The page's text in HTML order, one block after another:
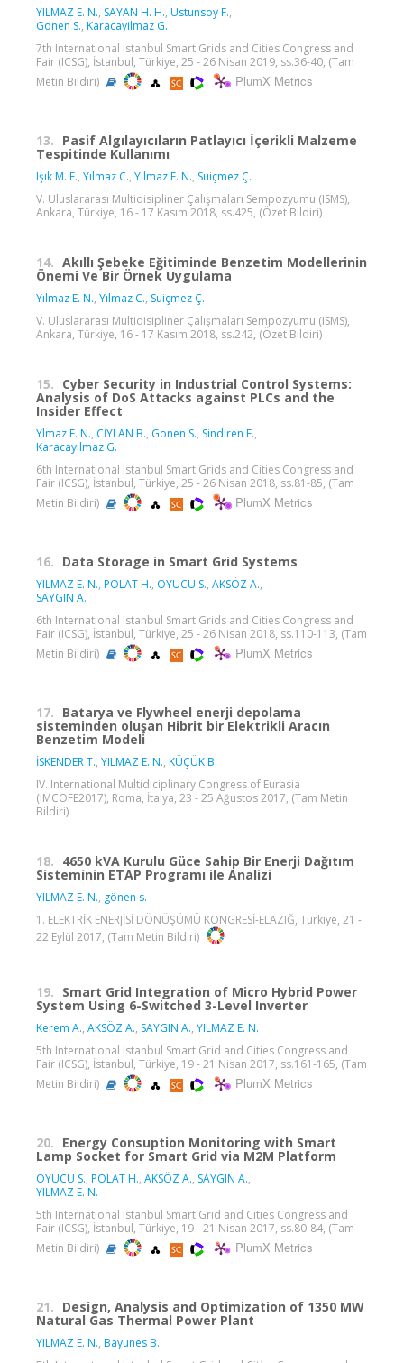
YILMAZ E. N., SAYAN H. H., Ustunsoy F.,
Gonen S., Karacayilmaz G.
7th International Istanbul Smart Grids and Cities Congress and
Fair (ICSG), İstanbul, Türkiye, 25 - 26 Nisan 2019, ss.36-40, (Tam
Metin Bildiri)
PlumX Metrics
13. Pasif Algılayıcıların Patlayıcı İçerikli Malzeme
Tespitinde Kullanımı
Işık M. F., Yılmaz C., Yılmaz E. N., Suiçmez Ç.
V. Uluslararası Multidisipliner Çalışmaları Sempozyumu (ISMS),
Ankara, Türkiye, 16 - 17 Kasım 2018, ss.425, (Özet Bildiri)
14. Akıllı Şebeke Eğitiminde Benzetim Modellerinin
Önemi Ve Bir Örnek Uygulama
Yılmaz E. N., Yılmaz C., Suiçmez Ç.
V. Uluslararası Multidisipliner Çalışmaları Sempozyumu (ISMS),
Ankara, Türkiye, 16 - 17 Kasım 2018, ss.242, (Özet Bildiri)
15. Cyber Security in Industrial Control Systems:
Analysis of DoS Attacks against PLCs and the
Insider Effect
Ylmaz E. N., CİYLAN B., Gonen S., Sindiren E.,
Karacayilmaz G.
6th International Istanbul Smart Grids and Cities Congress and
Fair (ICSG), İstanbul, Türkiye, 25 - 26 Nisan 2018, ss.81-85, (Tam
Metin Bildiri)
PlumX Metrics
16. Data Storage in Smart Grid Systems
YILMAZ E. N., POLAT H., OYUCU S., AKSÖZ A.,
SAYGIN A.
6th International Istanbul Smart Grids and Cities Congress and
Fair (ICSG), İstanbul, Türkiye, 25 - 26 Nisan 2018, ss.110-113, (Tam
Metin Bildiri)
PlumX Metrics
17. Batarya ve Flywheel enerji depolama
sisteminden oluşan Hibrit bir Elektrikli Aracın
Benzetim Modeli
İSKENDER T., YILMAZ E. N., KÜÇÜK B.
IV. International Multidiciplinary Congress of Eurasia
(IMCOFE2017), Roma, İtalya, 23 - 25 Ağustos 2017, (Tam Metin
Bildiri)
18. 4650 kVA Kurulu Güce Sahip Bir Enerji Dağıtım
Sisteminin ETAP Programı ile Analizi
YILMAZ E. N., gönen s.
1. ELEKTRİK ENERJİSİ DÖNÜŞÜMÜ KONGRESİ-ELAZIĞ, Türkiye, 21 -
22 Eylül 2017, (Tam Metin Bildiri)
19. Smart Grid Integration of Micro Hybrid Power
System Using 6-Switched 3-Level Inverter
Kerem A., AKSÖZ A., SAYGIN A., YILMAZ E. N.
5th International Istanbul Smart Grid and Cities Congress and
Fair (ICSG), İstanbul, Türkiye, 19 - 21 Nisan 2017, ss.161-165, (Tam
Metin Bildiri)
PlumX Metrics
20. Energy Consuption Monitoring with Smart
Lamp Socket for Smart Grid via M2M Platform
OYUCU S., POLAT H., AKSÖZ A., SAYGIN A.,
YILMAZ E. N.
5th International Istanbul Smart Grid and Cities Congress and
Fair (ICSG), İstanbul, Türkiye, 19 - 21 Nisan 2017, ss.80-84, (Tam
Metin Bildiri)
PlumX Metrics
21. Design, Analysis and Optimization of 1350 MW
Natural Gas Thermal Power Plant
YILMAZ E. N., Bayunes B.